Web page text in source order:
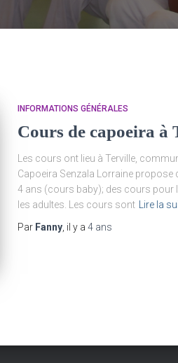
INFORMATIONS GÉNÉRALES
Cours de capoeira à
Les cours ont lieu à Terville,
Capoeira Senzala Lorraine
4 ans (cours baby); des cours pour
les adultes. Les cours sont
Lire la
Par Fanny, il y a 4 ans